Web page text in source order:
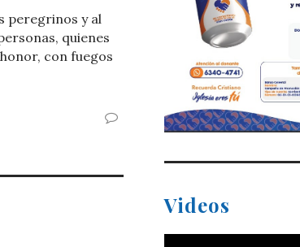
peregrinos y al
quienes
con fuegos
Videos